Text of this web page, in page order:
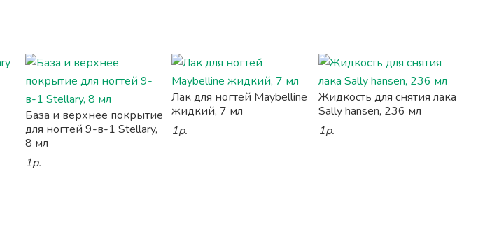
База и верхнее покрытие
для ногтей 9-в-1 Stellary,
8 мл
1р.
Лак для ногтей Maybelline
жидкий, 7 мл
1р.
Жидкость для снятия лака
Sally hansen, 236 мл
1р.